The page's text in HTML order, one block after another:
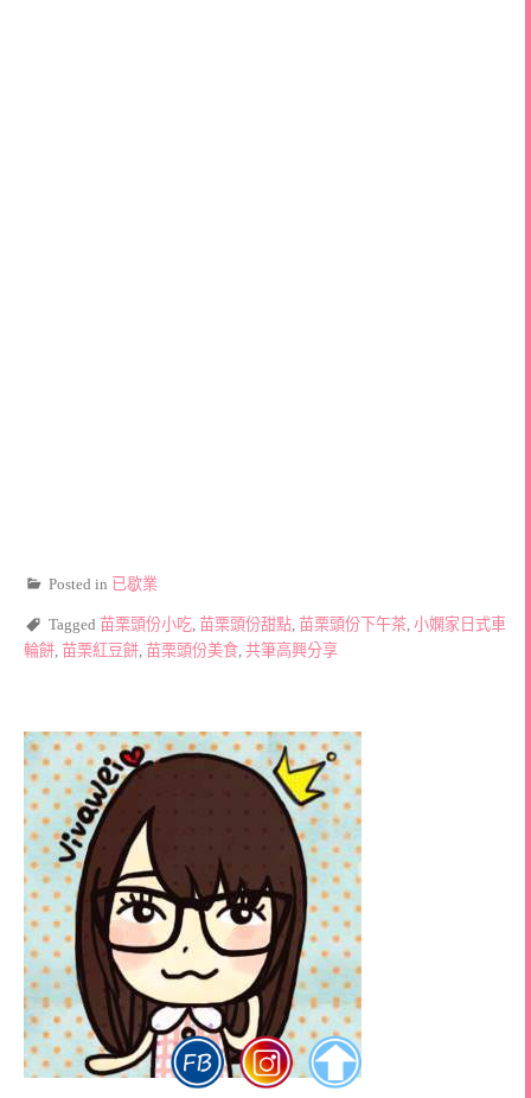
Posted in 已歇業
Tagged 苗栗頭份小吃, 苗栗頭份甜點, 苗栗頭份下午茶, 小嫻家日式車
輪餅, 苗栗紅豆餅, 苗栗頭份美食, 共筆高興分享